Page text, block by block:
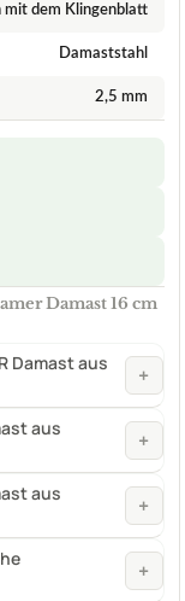
mit dem Klingenblatt
Damaststahl
2,5 mm
Damast 16 cm
Damast aus
+
aus
+
aus
+
+